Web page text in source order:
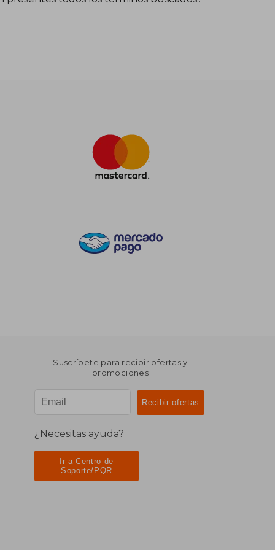
Suscríbete para recibir ofertas y
promociones
¿Necesitas ayuda?
Ir a Centro de
Soporte/PQR